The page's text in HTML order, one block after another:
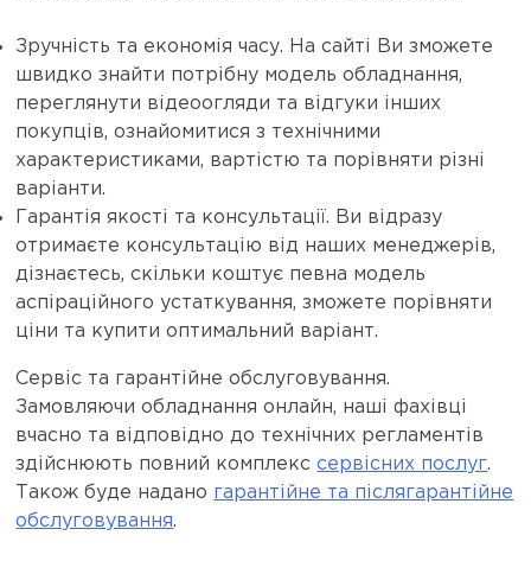
Зручність та економія часу. На сайті Ви зможете
швидко знайти потрібну модель обладнання,
переглянути відеоогляди та відгуки інших
покупців, ознайомитися з технічними
характеристиками, вартістю та порівняти різні
варіанти.
Гарантія якості та консультації. Ви відразу
отримаєте консультацію від наших менеджерів,
дізнаєтесь, скільки коштує певна модель
аспіраційного устаткування, зможете порівняти
ціни та купити оптимальний варіант.
Сервіс та гарантійне обслуговування.
Замовляючи обладнання онлайн, наші фахівці
вчасно та відповідно до технічних регламентів
здійснюють повний комплекссервісних послуг.
Також буде надано гарантійне та післягарантійне
обслуговування.